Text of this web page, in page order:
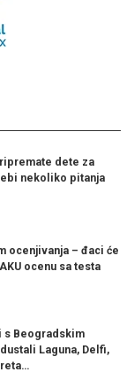
dete za
nekoliko pitanja
ocenjivanja – đaci će
ocenu sa testa
s Beogradskim
Laguna, Delfi,